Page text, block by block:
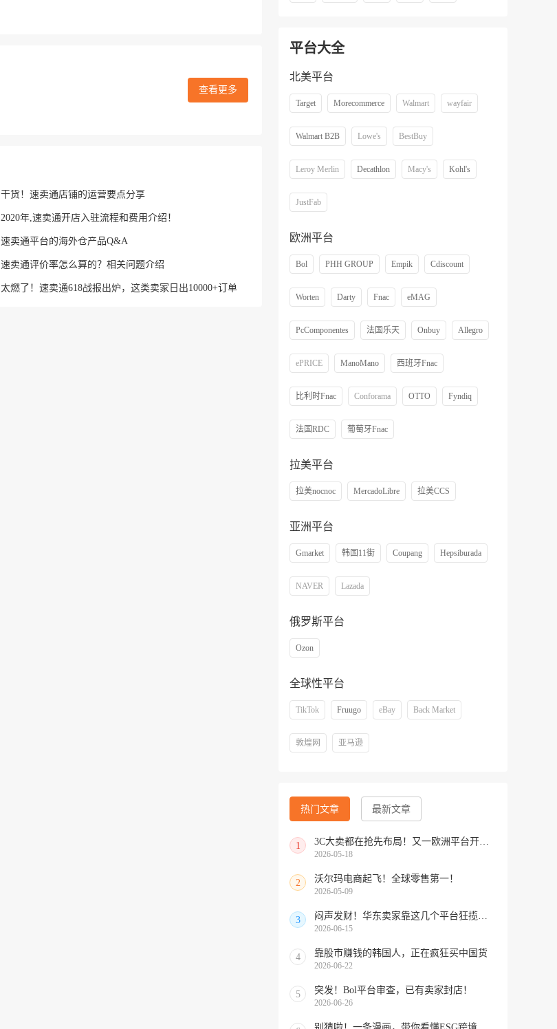
查看更多
干货！速卖通店铺的运营要点分享
2020年,速卖通开店入驻流程和费用介绍！
速卖通平台的海外仓产品Q&A
速卖通评价率怎么算的？相关问题介绍
太燃了！速卖通618战报出炉，这类卖家日出10000+订单
平台大全
北美平台
Target Morecommerce Walmart wayfair
Walmart B2B Lowe's BestBuy
Leroy Merlin Decathlon Macy's Kohl's
JustFab
欧洲平台
Bol PHH GROUP Empik Cdiscount
Worten Darty Fnac eMAG
PcComponentes 法国乐天 Onbuy Allegro
ePRICE ManoMano 西班牙Fnac
比利时Fnac Conforama OTTO Fyndiq
法国RDC 葡萄牙Fnac
拉美平台
拉美nocnoc MercadoLibre 拉美CCS
亚洲平台
Gmarket 韩国11街 Coupang Hepsiburada
NAVER Lazada
俄罗斯平台
Ozon
全球性平台
TikTok Fruugo eBay Back Market
敦煌网 亚马逊
热门文章 最新文章
1 3C大卖都在抢先布局！又一欧洲平台开放中国招商
2026-05-18
2 沃尔玛电商起飞！全球零售第一！
2026-05-09
3 闷声发财！华东卖家靠这几个平台狂揽北美订单，华南机会来了！
2026-06-15
4 靠股市赚钱的韩国人，正在疯狂买中国货
2026-06-22
5 突发！Bol平台审查，已有卖家封店！
2026-06-26